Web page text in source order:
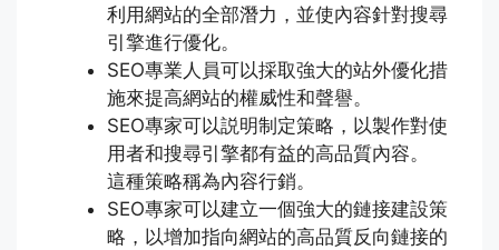
利用網站的全部潛力，並使內容針對搜尋
引擎進行優化。
SEO專業人員可以採取強大的站外優化措
施來提高網站的權威性和聲譽。
SEO專家可以説明制定策略，以製作對使
用者和搜尋引擎都有益的高品質內容。
這種策略稱為內容行銷。
SEO專家可以建立一個強大的鏈接建設策
略，以增加指向網站的高品質反向鏈接的